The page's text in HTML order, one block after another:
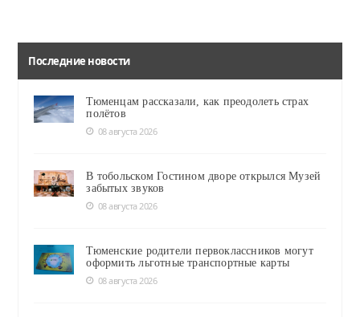
Последние новости
Тюменцам рассказали, как преодолеть страх
полётов
08 августа 2026
В тобольском Гостином дворе открылся Музей
забытых звуков
08 августа 2026
Тюменские родители первоклассников могут
оформить льготные транспортные карты
08 августа 2026